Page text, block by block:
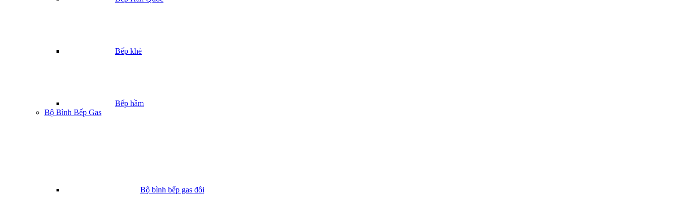
Bếp khè
Bếp hầm
Bộ Bình Bếp Gas
Bộ bình bếp gas đôi